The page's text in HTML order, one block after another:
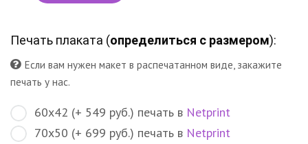
Печать плаката (определиться с размером):
Если вам нужен макет в распечатанном виде, закажите
печать у нас.
60х42 (+ 549 руб.) печать в Netprint
70х50 (+ 699 руб.) печать в Netprint